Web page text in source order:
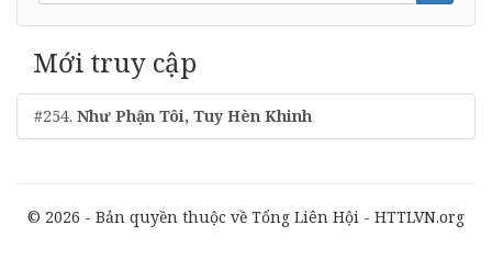
#022. Ta Bước Lên Si-Ôn
#023. Tôn Vinh Chân Thần
#026. Chúc Cho Đấng Ngồi Trên Ngôi
#033. Dương Quang Tâm Hồn
Mới truy cập
#254. Như Phận Tôi, Tuy Hèn Khinh
© 2026 - Bản quyền thuộc về Tổng Liên Hội - HTTLVN.org